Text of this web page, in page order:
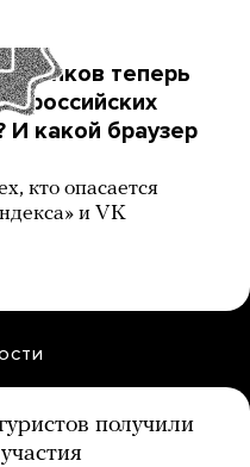
банков теперь
российских
И какой браузер
кто опасается
и VK
получили